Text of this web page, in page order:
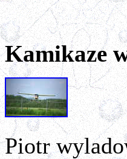
Kamikaze
Piotr